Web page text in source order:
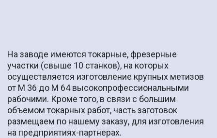
На заводе имеются токарные, фрезерные
участки (свыше 10 станков), на которых
осуществляется изготовление крупных метизов
от М 36 до М 64 высокопрофессиональными
рабочими. Кроме того, в связи с большим
объемом токарных работ, часть заготовок
размещаем по нашему заказу, для изготовления
на предприятиях-партнерах.